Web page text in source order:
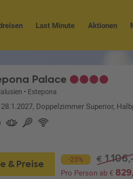
Last Minute Aktionen
Palace
• Estepona
Doppelzimmer Superior,
& Preise -25% €
Pro Person ab €